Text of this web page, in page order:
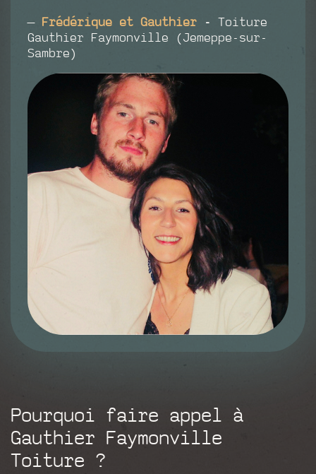
— Frédérique et Gauthier - Toiture
Gauthier Faymonville (Jemeppe-sur-
Sambre)
Pourquoi faire appel à
Gauthier Faymonville
Toiture ?